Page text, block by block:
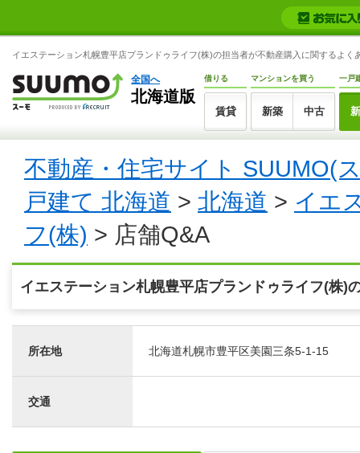
イエステーション札幌豊平店プランドゥライフ(株)の担当者が不動産購入に関するよ
全国へ
北海道版
借りる
賃貸
マンションを買う
新築 中古
一戸
不動産・住宅サイト SUUMO(
戸建て 北海道 > 北海道 > イエ
フ(株) > 店舗Q&A
イエステーション札幌豊平店プランドゥライフ(株)
所在地 北海道札幌市豊平区美園三条5-1-15
交通